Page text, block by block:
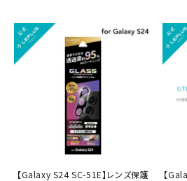
【Galaxy S24 SC-51E】レンズ保護
【